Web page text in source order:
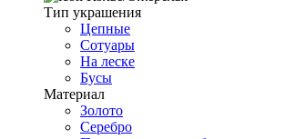
Тип украшения
Цепные
Сотуары
На леске
Бусы
Материал
Золото
Серебро